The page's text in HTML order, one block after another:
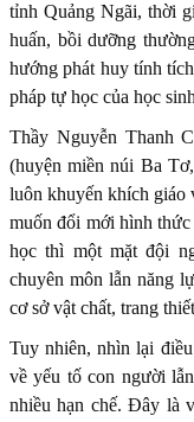
tỉnh Quảng Ngãi, thời
huấn, bồi dưỡng
hướng phát huy tính
pháp tự học của học
Thầy Nguyễn Thanh
(huyện miền núi Ba
luôn khuyến khích giáo
muốn đổi mới hình
học thì một mặt đội
chuyên môn lẫn năng
cơ sở vật chất, trang
Tuy nhiên, nhìn lại
về yếu tố con người
nhiều hạn chế. Đây là